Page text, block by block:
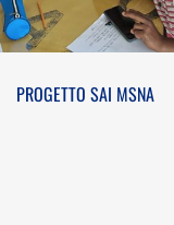
PROGETTO SAI MSNA